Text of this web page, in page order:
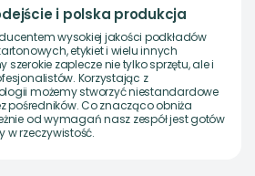
i polska produkcja
wysokiej jakości podkładów
etykiet i wielu innych
zaplecze nie tylko sprzętu, ale i
Korzystając z
możemy stworzyć niestandardowe
pośredników. Co znacząco obniża
od wymagań nasz zespół jest gotów
w rzeczywistość.